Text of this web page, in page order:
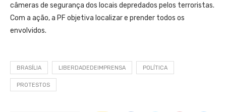
câmeras de segurança dos locais depredados pelos terroristas.
Com a ação, a PF objetiva localizar e prender todos os
envolvidos.
BRASÍLIA LIBERDADEDEIMPRENSA POLÍTICA
PROTESTOS